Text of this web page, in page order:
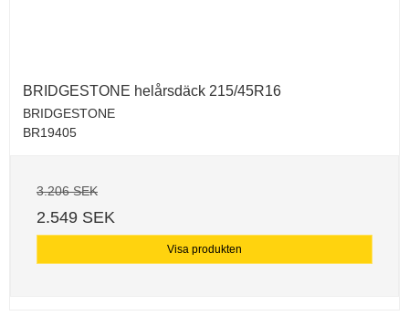
BRIDGESTONE helårsdäck 215/45R16
BRIDGESTONE
BR19405
3.206 SEK
2.549 SEK
Visa produkten